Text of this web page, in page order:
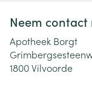
Neem
Apotheek Borgt
1800Vilvoorde